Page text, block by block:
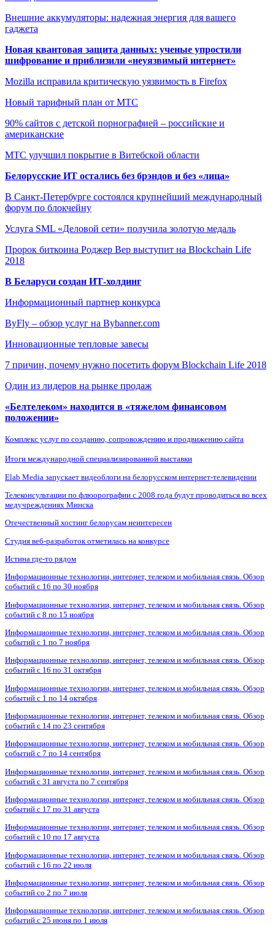
Внешние аккумуляторы: надежная энергия для вашего
гаджета
Новая квантовая защита данных: ученые упростили
шифрование и приблизили «неуязвимый интернет»
Mozilla исправила критическую уязвимость в Firefox
Новый тарифный план от МТС
90% сайтов с детской порнографией – российские и
американские
МТС улучшил покрытие в Витебской области
Белорусские ИТ остались без брэндов и без «лица»
В Санкт-Петербурге состоялся крупнейший международный
форум по блокчейну
Услуга SML «Деловой сети» получила золотую медаль
Пророк биткоина Роджер Вер выступит на Blockchain Life
2018
В Беларуси создан ИТ-холдинг
Информационный партнер конкурса
ByFly – обзор услуг на Bybanner.com
Инновационные тепловые завесы
7 причин, почему нужно посетить форум Blockchain Life 2018
Один из лидеров на рынке продаж
«Белтелеком» находится в «тяжелом финансовом
положении»
Комплекс услуг по созданию, сопровождению и продвижению сайта
Итоги международной специализированной выставки
Elab Media запускает видеоблоги на белорусском интернет-телевидении
Телеконсультации по флюорографии с 2008 года будут проводиться во всех
медучреждениях Минска
Отечественный хостинг белорусам неинтересен
Студия веб-разработок отметилась на конкурсе
Истина где-то рядом
Информационные технологии, интернет, телеком и мобильная связь. Обзор
событий с 16 по 30 ноября
Информационные технологии, интернет, телеком и мобильная связь. Обзор
событий с 8 по 15 ноября
Информационные технологии, интернет, телеком и мобильная связь. Обзор
событий с 1 по 7 ноября
Информационные технологии, интернет, телеком и мобильная связь. Обзор
событий с 16 по 31 октября
Информационные технологии, интернет, телеком и мобильная связь. Обзор
событий с 1 по 14 октября
Информационные технологии, интернет, телеком и мобильная связь. Обзор
событий с 14 по 23 сентября
Информационные технологии, интернет, телеком и мобильная связь. Обзор
событий с 7 по 14 сентября
Информационные технологии, интернет, телеком и мобильная связь. Обзор
событий с 31 августа по 7 сентября
Информационные технологии, интернет, телеком и мобильная связь. Обзор
событий с 17 по 31 августа
Информационные технологии, интернет, телеком и мобильная связь. Обзор
событий с 10 по 17 августа
Информационные технологии, интернет, телеком и мобильная связь. Обзор
событий с 16 по 22 июля
Информационные технологии, интернет, телеком и мобильная связь. Обзор
событий со 2 по 7 июля
Информационные технологии, интернет, телеком и мобильная связь. Обзор
событий с 25 июня по 1 июля